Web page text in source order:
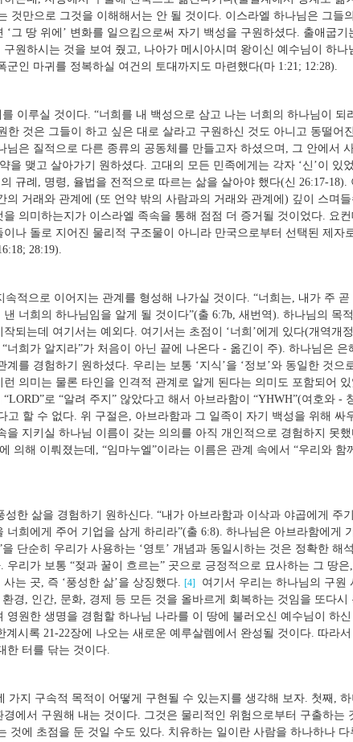
것만으로 그것을 이해해서는 안 될 것이다. 이스라엘 하나님은 그들
그 땅 위에’ 변화를 일으킴으로써 자기 백성을 구원하셨다. 출애굽기
원하시는 것을 보여 줬고, 나아가 메시아시며 왕이신 예수님이 하나
군인 마귀를 정복하실 여건의 토대까지도 마련했다(마 1:21; 12:28).
이루실 것이다. “너희를 내 백성으로 삼고 나는 너희의 하나님이 되
한 것은 그들이 하고 싶은 대로 살라고 구원하신 것도 아니고 동떨어
님은 질적으로 다른 종류의 공동체를 만들고자 하셨으며, 그 안에서
을 맺고 살아가기 원하셨다. 고대의 모든 민족에게는 각자 ‘신’이 있
규례, 명령, 율법을 전적으로 따르는 삶을 살아야 했다(신 26:17-18).
의 거래와 관계에 (또 언약 밖의 사람과의 거래와 관계에) 깊이 스며
의미하는지가 이스라엘 족속을 통해 점점 더 증거될 것이었다. 요컨
이나 돌로 지어진 물리적 구조물이 아니라 만국으로부터 선택된 제자
28:19).
적으로 이어지는 관계를 형성해 나가실 것이다. “너희는, 내가 주 곧
너희의 하나님임을 알게 될 것이다”(출 6:7b, 새번역). 하나님의 목
작되는데 여기서는 예외다. 여기서는 초점이 ‘너희’에게 있다(개역개
너희가 알지라”가 처음이 아닌 끝에 나온다 - 옮긴이 주). 하나님은 은
를 경험하기 원하셨다. 우리는 보통 ‘지식’을 ‘정보’와 동일한 것으
런 의미는 물론 타인을 인격적 관계로 알게 된다는 의미도 포함되어
로 “알려 주지” 않았다고 해서 아브라함이 “YHWH”(여호와 -
고 할 수 없다. 위 구절은, 아브라함과 그 일족이 자기 백성을 위해 싸
을 지키실 하나님 이름이 갖는 의의를 아직 개인적으로 경험하지 못
의해 이뤄졌는데, “임마누엘”이라는 이름은 관계 속에서 “우리와 함
한 삶을 경험하기 원하신다. “내가 아브라함과 이삭과 야곱에게 주
너희에게 주어 기업을 삼게 하리라”(출 6:8). 하나님은 아브라함에게
단순히 우리가 사용하는 ‘영토’ 개념과 동일시하는 것은 정확한 해
우리가 보통 “젖과 꿀이 흐르는” 곳으로 긍정적으로 묘사하는 그 땅
는 곳, 즉 ‘풍성한 삶’을 상징했다. [4]
여기서 우리는 하나님의 구원
경, 인간, 문화, 경제 등 모든 것을 올바르게 회복하는 것임을 또다시
영원한 생명을 경험할 하나님 나라를 이 땅에 불러오신 예수님이 하
계시록 21-22장에 나오는 새로운 예루살렘에서 완성될 것이다. 따라
한 터를 닦는 것이다.
가지 구속적 목적이 어떻게 구현될 수 있는지를 생각해 보자. 첫째,
에서 구원해 내는 것이다. 그것은 물리적인 위험으로부터 구출하는
것에 초점을 둔 것일 수도 있다. 치유하는 일이란 사람을 하나하나 다